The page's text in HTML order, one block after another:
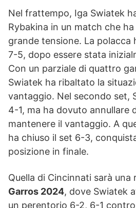
Nel frattempo, Iga Swiatek
Rybakina in un match che
grande tensione. La polacca
7-5, dopo essere stata
Con un parziale di quattro
Swiatek ha ribaltato la
vantaggio. Nel secondo set,
4-1, ma ha dovuto annullare
mantenere il vantaggio. A
ha chiuso il set 6-3,
posizione in finale.
Quella di Cincinnati sarà una
Garros 2024, dove Swiatek
un perentorio 6-2, 6-1